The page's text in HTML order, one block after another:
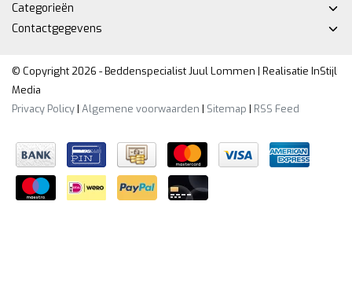
Categorieën
Contactgegevens
© Copyright 2026 - Beddenspecialist Juul Lommen | Realisatie InStijl
Media
Privacy Policy| Algemene voorwaarden | Sitemap | RSS Feed